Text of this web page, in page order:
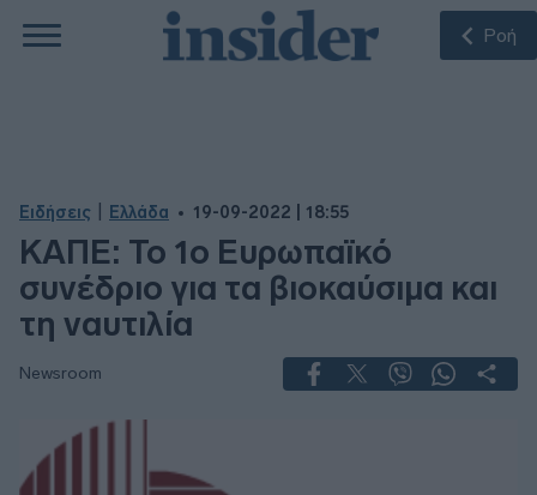
Ροή
Ειδήσεις Ελλάδα 19-09-2022 | 18:55
ΚΑΠΕ: Το 1ο Ευρωπαϊκό
συνέδριο για τα βιοκαύσιμα και
τη ναυτιλία
Newsroom